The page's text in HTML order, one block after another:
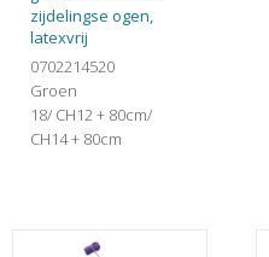
zijdelingse ogen,
latexvrij
0702214520
Groen
18/ CH12 + 80cm/
CH14 + 80cm